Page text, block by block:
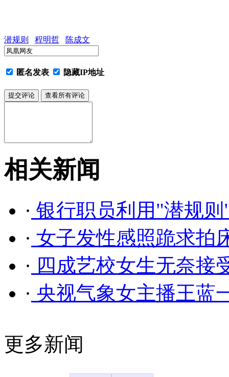
潜规则 程明哲 陈成文
匿名发表 隐藏IP地址
相关新闻
· 银行职员利用"潜规
· 女子发性感照跪求拍
· 四成艺校女生无奈接
· 央视气象女主播王蓝
更多新闻